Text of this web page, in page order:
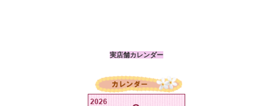
実店舗カレンダー